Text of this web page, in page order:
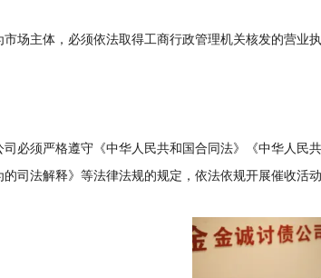
主体，必须依法取得工商行政管理机关核发的营业执
须严格遵守《中华人民共和国合同法》《中华人民
司法解释》等法律法规的规定，依法依规开展催收活动